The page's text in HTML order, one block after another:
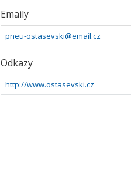
Emaily
pneu-ostasevski@email.cz
Odkazy
http://www.ostasevski.cz